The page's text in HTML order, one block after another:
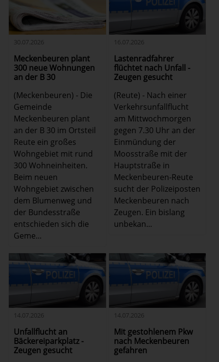
30.07.2026
Meckenbeuren plant
300 neue Wohnungen
an der B 30
(Meckenbeuren) - Die
Gemeinde
Meckenbeuren plant
an der B 30 im Ortsteil
Reute ein großes
Wohngebiet mit rund
300 Wohneinheiten.
Beim neuen
Wohngebiet zwischen
dem Blumenweg und
der Bundesstraße
entschieden sich die
Geme...
16.07.2026
Lastenradfahrer
flüchtet nach Unfall -
Zeugen gesucht
(Reute) - Nach einer
Verkehrsunfallflucht
am Mittwochmorgen
gegen 7.30 Uhr an der
Einmündung der
Moosstraße mit der
Hauptstraße in
Meckenbeuren-Reute
sucht der Polizeiposten
Meckenbeuren nach
Zeugen. Ein bislang
unbekan...
14.07.2026
Unfallflucht an
Bäckereiparkplatz -
Zeugen gesucht
14.07.2026
Mit gestohlenem Pkw
nach Meckenbeuren
gefahren